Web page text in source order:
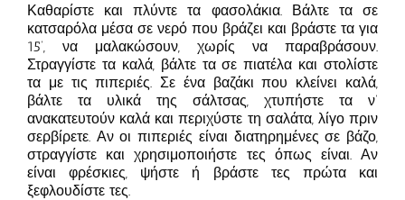
Καθαρίστε και πλύντε τα φασολάκια. Βάλτε τα σε
κατσαρόλα μέσα σε νερό που βράζει και βράστε τα για
15’, να μαλακώσουν, χωρίς να παραβράσουν.
Στραγγίστε τα καλά, βάλτε τα σε πιατέλα και στολίστε
τα με τις πιπεριές. Σε ένα βαζάκι που κλείνει καλά,
βάλτε τα υλικά της σάλτσας, χτυπήστε τα ν’
ανακατευτούν καλά και περιχύστε τη σαλάτα, λίγο πριν
σερβίρετε. Αν οι πιπεριές είναι διατηρημένες σε βάζο,
στραγγίστε και χρησιμοποιήστε τες όπως είναι. Αν
είναι φρέσκιες, ψήστε ή βράστε τες πρώτα και
ξεφλουδίστε τες.